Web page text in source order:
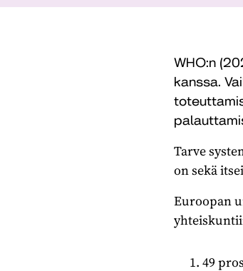
WHO:n
kanssa.
Tarve
on sekä
Euroopan
49